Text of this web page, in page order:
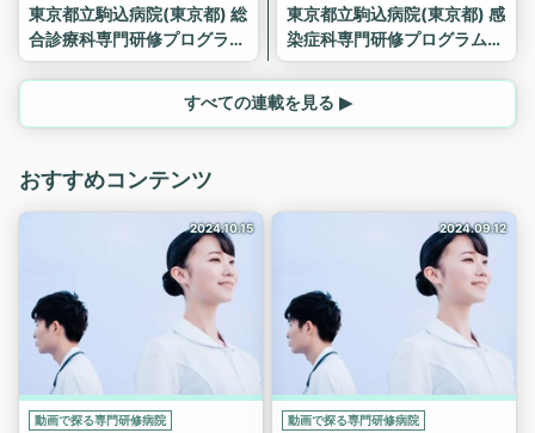
東京都立駒込病院(東京都) 総
合診療科専門研修プログラム
紹介動画(2024年)
東京都立駒込病院(東京都) 感
染症科専門研修プログラム紹
介動画(2024年)
すべての連載を見る ▶
おすすめコンテンツ
2024.10.15
動画で探る専門研修病院
2024.09.12
動画で探る専門研修病院